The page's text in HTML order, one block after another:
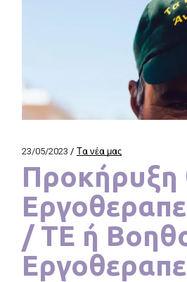
23/05/2023 Τα νέα μας
Προκήρυξη
/ ΤΕ ή